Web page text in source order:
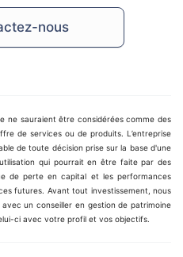
nous
ne sauraient être considérées comme des
de services ou de produits. L’entreprise
de toute décision prise sur la base d'une
qui pourrait en être faite par des
de perte en capital et les performances
futures. Avant tout investissement, nous
un conseiller en gestion de patrimoine
ci avec votre profil et vos objectifs.